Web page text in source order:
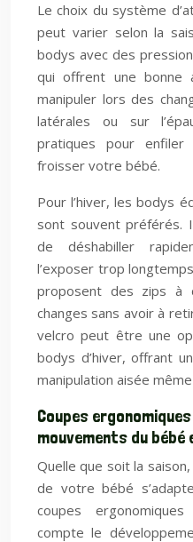
Le choix du système
peut varier selon la
bodys avec des
qui offrent une bonne
manipuler lors des
latérales ou sur
pratiques pour
froisser votre bébé.
Pour l’hiver, les bodys
sont souvent préférés.
de déshabiller
l’exposer trop
proposent des zips à
changes sans avoir à
velcro peut être une
bodys d’hiver, offrant
manipulation aisée
Coupes
mouvements du
Quelle que soit la
de votre bébé
coupes
compte le